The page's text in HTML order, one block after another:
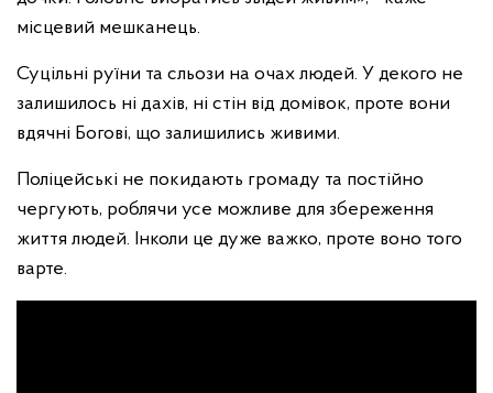
місцевий мешканець.
Суцільні руїни та сльози на очах людей. У декого не
залишилось ні дахів, ні стін від домівок, проте вони
вдячні Богові, що залишились живими.
Поліцейські не покидають громаду та постійно
чергують, роблячи усе можливе для збереження
життя людей. Інколи це дуже важко, проте воно того
варте.